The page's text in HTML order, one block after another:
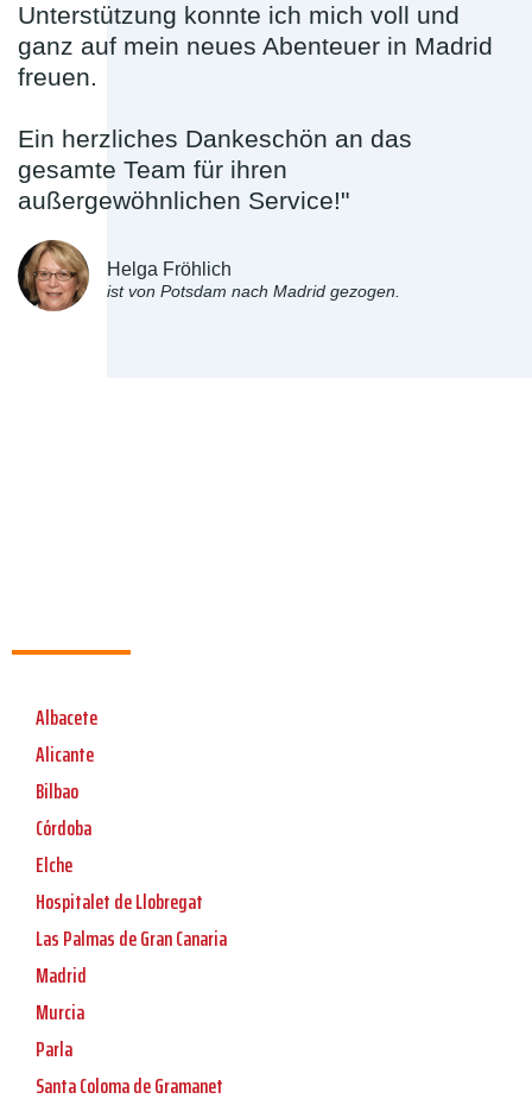
Unterstützung konnte ich mich voll und
ganz auf mein neues Abenteuer in Madrid
freuen.
Ein herzliches Dankeschön an das
gesamte Team für ihren
außergewöhnlichen Service!"
Helga Fröhlich
ist von Potsdam nach Madrid gezogen.
Albacete
Alicante
Bilbao
Córdoba
Elche
Hospitalet de Llobregat
Las Palmas de Gran Canaria
Madrid
Murcia
Parla
Santa Coloma de Gramanet